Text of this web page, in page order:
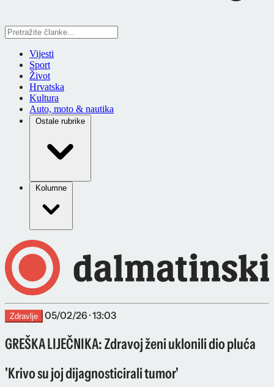
Vijesti
Sport
Život
Hrvatska
Kultura
Auto, moto & nautika
Ostale rubrike
Kolumne
Zdravlje 05/02/26 · 13:03
GREŠKA LIJEČNIKA: Zdravoj ženi uklonili dio pluća
'Krivo su joj dijagnosticirali tumor'